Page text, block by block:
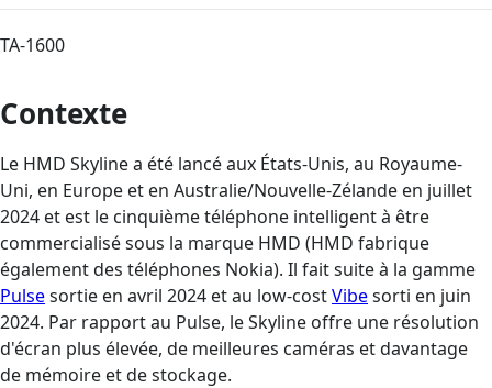
TA-1600
Contexte
Le HMD Skyline a été lancé aux États-Unis, au Royaume-
Uni, en Europe et en Australie/Nouvelle-Zélande en juillet
2024 et est le cinquième téléphone intelligent à être
commercialisé sous la marque HMD (HMD fabrique
également des téléphones Nokia). Il fait suite à la gamme
Pulsesortie en avril 2024 et au low-costVibesorti en juin
2024. Par rapport au Pulse, le Skyline offre une résolution
d'écran plus élevée, de meilleures caméras et davantage
de mémoire et de stockage.